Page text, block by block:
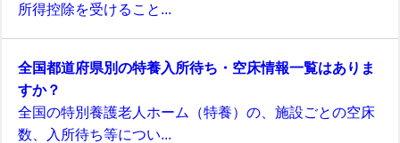
所得控除を受けること...
全国都道府県別の特養入所待ち・空床情報一覧はありま
すか？
全国の特別養護老人ホーム（特養）の、施設ごとの空床
数、入所待ち等につい...